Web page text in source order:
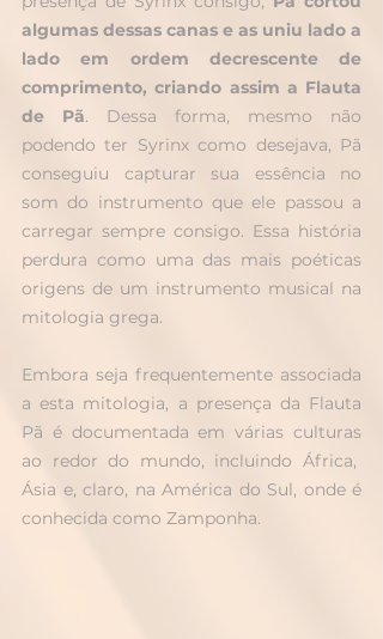
algumas dessas canas e as uniu lado a
lado em ordem decrescente de
comprimento, criando assim a Flauta
de Pã. Dessa forma, mesmo não
podendo ter Syrinx como desejava, Pã
conseguiu capturar sua essência no
som do instrumento que ele passou a
carregar sempre consigo. Essa história
perdura como uma das mais poéticas
origens de um instrumento musical na
mitologia grega.
Embora seja frequentemente associada
a esta mitologia, a presença da Flauta
Pã é documentada em várias culturas
ao redor do mundo, incluindo África,
Ásia e, claro, na América do Sul, onde é
conhecida como Zamponha.